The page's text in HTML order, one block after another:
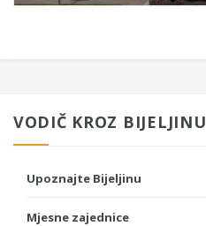
VODIČ KROZ BIJELJINU
Upoznajte Bijeljinu
Mjesne zajednice